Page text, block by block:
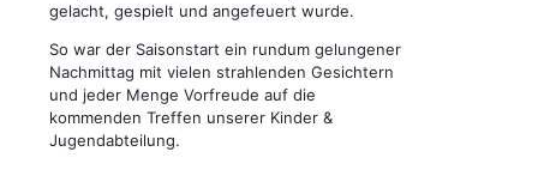
gelacht, gespielt und angefeuert wurde.
So war der Saisonstart ein rundum gelungener
Nachmittag mit vielen strahlenden Gesichtern
und jeder Menge Vorfreude auf die
kommenden Treffen unserer Kinder &
Jugendabteilung.